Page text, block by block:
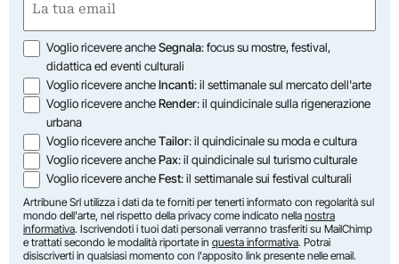
(Obbligatorio)
Opzioni
Voglio ricevere ancheSegnala: focus su mostre, festival,
didattica ed eventi culturali
Voglio ricevere ancheIncanti: il settimanale sul mercato dell'arte
Voglio ricevere ancheRender: il quindicinale sulla rigenerazione
urbana
Voglio ricevere ancheTailor: il quindicinale su moda e cultura
Voglio ricevere anchePax: il quindicinale sul turismo culturale
Voglio ricevere ancheFest: il settimanale sui festival culturali
Artribune Srl utilizza i dati da te forniti per tenerti informato con regolarità sul
mondo dell'arte, nel rispetto della privacy come indicato nella nostra
informativa. Iscrivendoti i tuoi dati personali verranno trasferiti su MailChimp
e trattati secondo le modalità riportate in questa informativa. Potrai
disiscriverti in qualsiasi momento con l'apposito link presente nelle email.